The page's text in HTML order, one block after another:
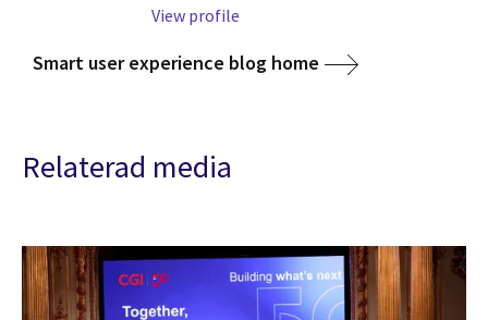
View profile
Smart user experience blog home
Relaterad media